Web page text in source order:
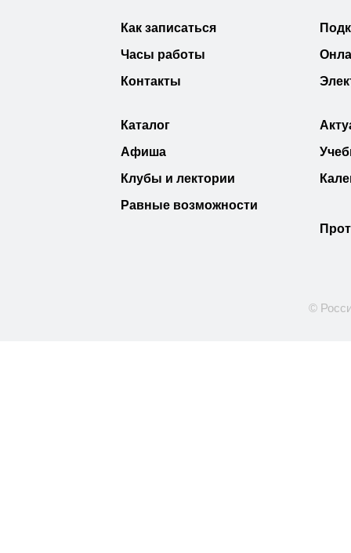
Как записаться
Часы работы
Контакты
Каталог
Афиша
Клубы и лектории
Равные возможности
©